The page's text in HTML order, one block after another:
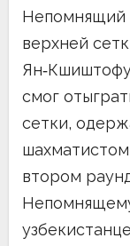
Непомнящий
верхней
смог
сетки,
втором